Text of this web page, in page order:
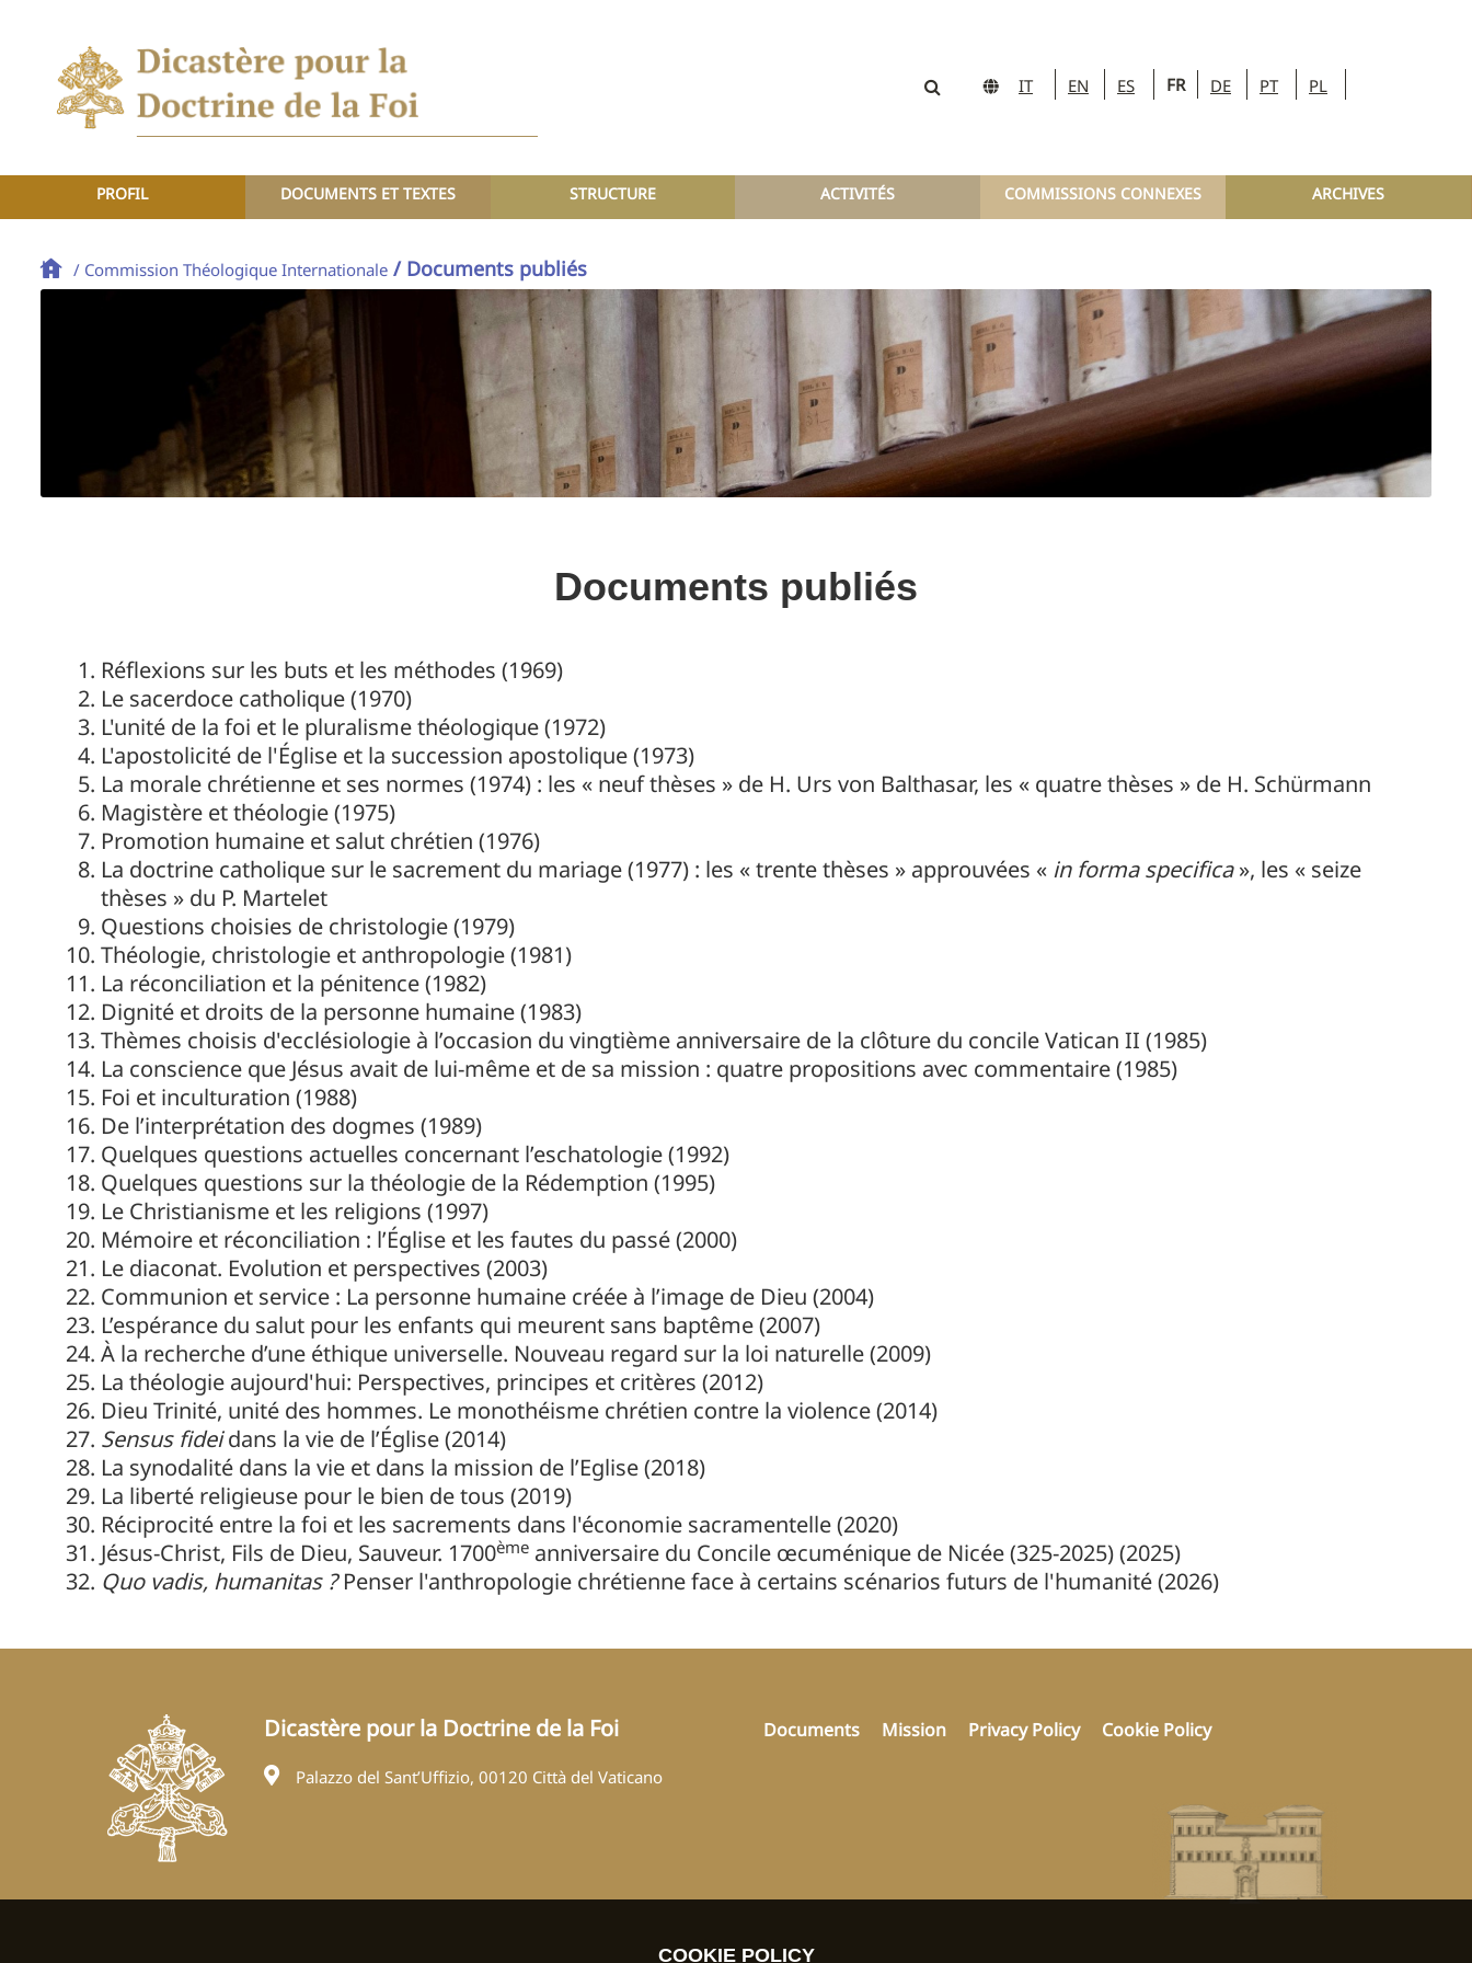
IT EN ES FR DE PT PL
PROFIL DOCUMENTS ET TEXTES STRUCTURE ACTIVITÉS COMMISSIONS CONNEXES ARCHIVES
/ Commission Théologique Internationale / Documents publiés
Documents publiés
Réflexions sur les buts et les méthodes (1969)
Le sacerdoce catholique (1970)
L'unité de la foi et le pluralisme théologique (1972)
L'apostolicité de l'Église et la succession apostolique (1973)
La morale chrétienne et ses normes (1974) : les « neuf thèses » de H. Urs von Balthasar, les « quatre thèses » de H. Schürmann
Magistère et théologie (1975)
Promotion humaine et salut chrétien (1976)
La doctrine catholique sur le sacrement du mariage (1977) : les « trente thèses » approuvées « in forma specifica», les « seize
thèses » du P. Martelet
Questions choisies de christologie (1979)
Théologie, christologie et anthropologie (1981)
La réconciliation et la pénitence (1982)
Dignité et droits de la personne humaine (1983)
Thèmes choisis d'ecclésiologie à l’occasion du vingtième anniversaire de la clôture du concile Vatican II (1985)
La conscience que Jésus avait de lui-même et de sa mission : quatre propositions avec commentaire (1985)
Foi et inculturation (1988)
De l’interprétation des dogmes (1989)
Quelques questions actuelles concernant l’eschatologie (1992)
Quelques questions sur la théologie de la Rédemption (1995)
Le Christianisme et les religions (1997)
Mémoire et réconciliation : l’Église et les fautes du passé (2000)
Le diaconat. Evolution et perspectives (2003)
Communion et service : La personne humaine créée à l’image de Dieu (2004)
L’espérance du salut pour les enfants qui meurent sans baptême (2007)
À la recherche d’une éthique universelle. Nouveau regard sur la loi naturelle (2009)
La théologie aujourd'hui: Perspectives, principes et critères (2012)
Dieu Trinité, unité des hommes. Le monothéisme chrétien contre la violence (2014)
Sensus fideidans la vie de l’Église (2014)
La synodalité dans la vie et dans la mission de l’Eglise (2018)
La liberté religieuse pour le bien de tous (2019)
Réciprocité entre la foi et les sacrements dans l'économie sacramentelle (2020)
Jésus-Christ, Fils de Dieu, Sauveur. 1700ème anniversaire du Concile œcuménique de Nicée (325-2025) (2025)
Quo vadis, humanitas ?Penser l'anthropologie chrétienne face à certains scénarios futurs de l'humanité (2026)
Dicastère pour la Doctrine de la Foi
Palazzo del Sant’Uffizio, 00120 Città del Vaticano
Documents Mission Privacy Policy Cookie Policy
COOKIE POLICY